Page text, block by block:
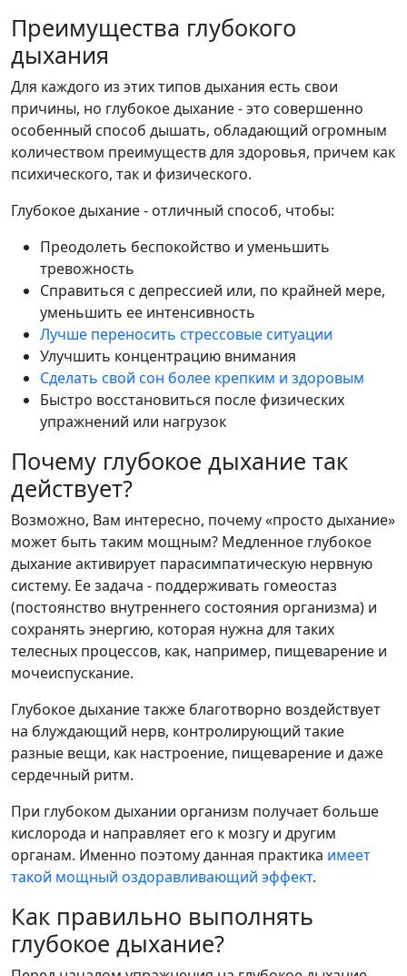
Преимущества глубокого
дыхания
Для каждого из этих типов дыхания есть свои
причины, но глубокое дыхание - это совершенно
особенный способ дышать, обладающий огромным
количеством преимуществ для здоровья, причем как
психического, так и физического.
Глубокое дыхание - отличный способ, чтобы:
Преодолеть беспокойство и уменьшить
тревожность
Справиться с депрессией или, по крайней мере,
уменьшить ее интенсивность
Лучше переносить стрессовые ситуации
Улучшить концентрацию внимания
Сделать свой сон более крепким и здоровым
Быстро восстановиться после физических
упражнений или нагрузок
Почему глубокое дыхание так
действует?
Возможно, Вам интересно, почему «просто дыхание»
может быть таким мощным? Медленное глубокое
дыхание активирует парасимпатическую нервную
систему. Ее задача - поддерживать гомеостаз
(постоянство внутреннего состояния организма) и
сохранять энергию, которая нужна для таких
телесных процессов, как, например, пищеварение и
мочеиспускание.
Глубокое дыхание также благотворно воздействует
на блуждающий нерв, контролирующий такие
разные вещи, как настроение, пищеварение и даже
сердечный ритм.
При глубоком дыхании организм получает больше
кислорода и направляет его к мозгу и другим
органам. Именно поэтому данная практика имеет
такой мощный оздоравливающий эффект.
Как правильно выполнять
глубокое дыхание?